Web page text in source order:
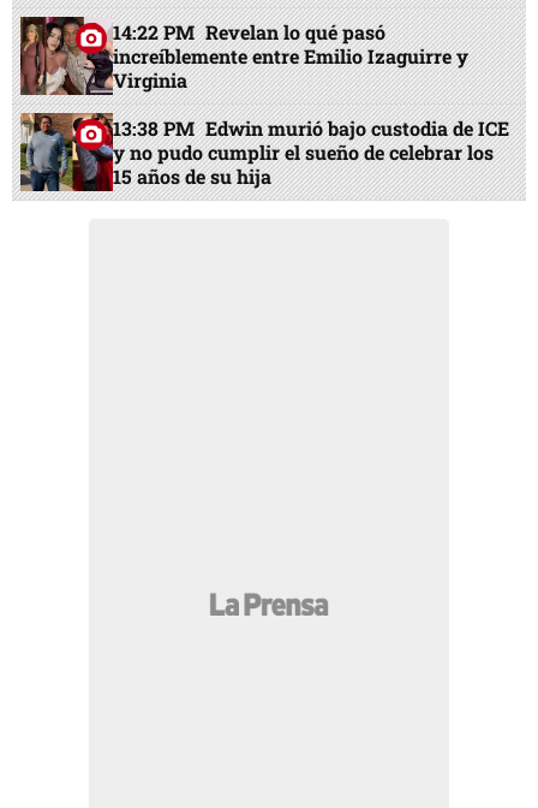
14:22 PM Revelan lo qué pasó
increíblemente entre Emilio Izaguirre y
Virginia
13:38 PM Edwin murió bajo custodia de ICE
y no pudo cumplir el sueño de celebrar los
15 años de su hija